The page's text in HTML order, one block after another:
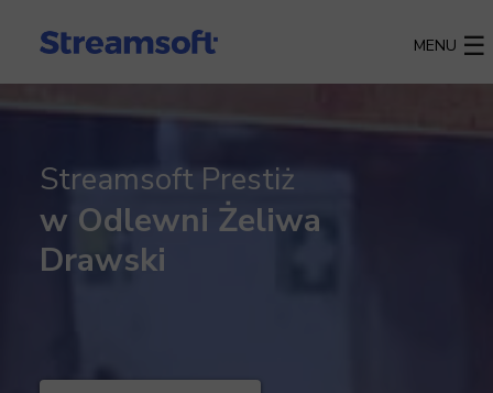
MENU
Streamsoft Prestiż
w Odlewni Żeliwa
Drawski